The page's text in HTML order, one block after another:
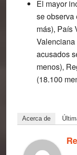
El mayor
se observa
más), País
acusados
menos),
(18.100
Acerca de